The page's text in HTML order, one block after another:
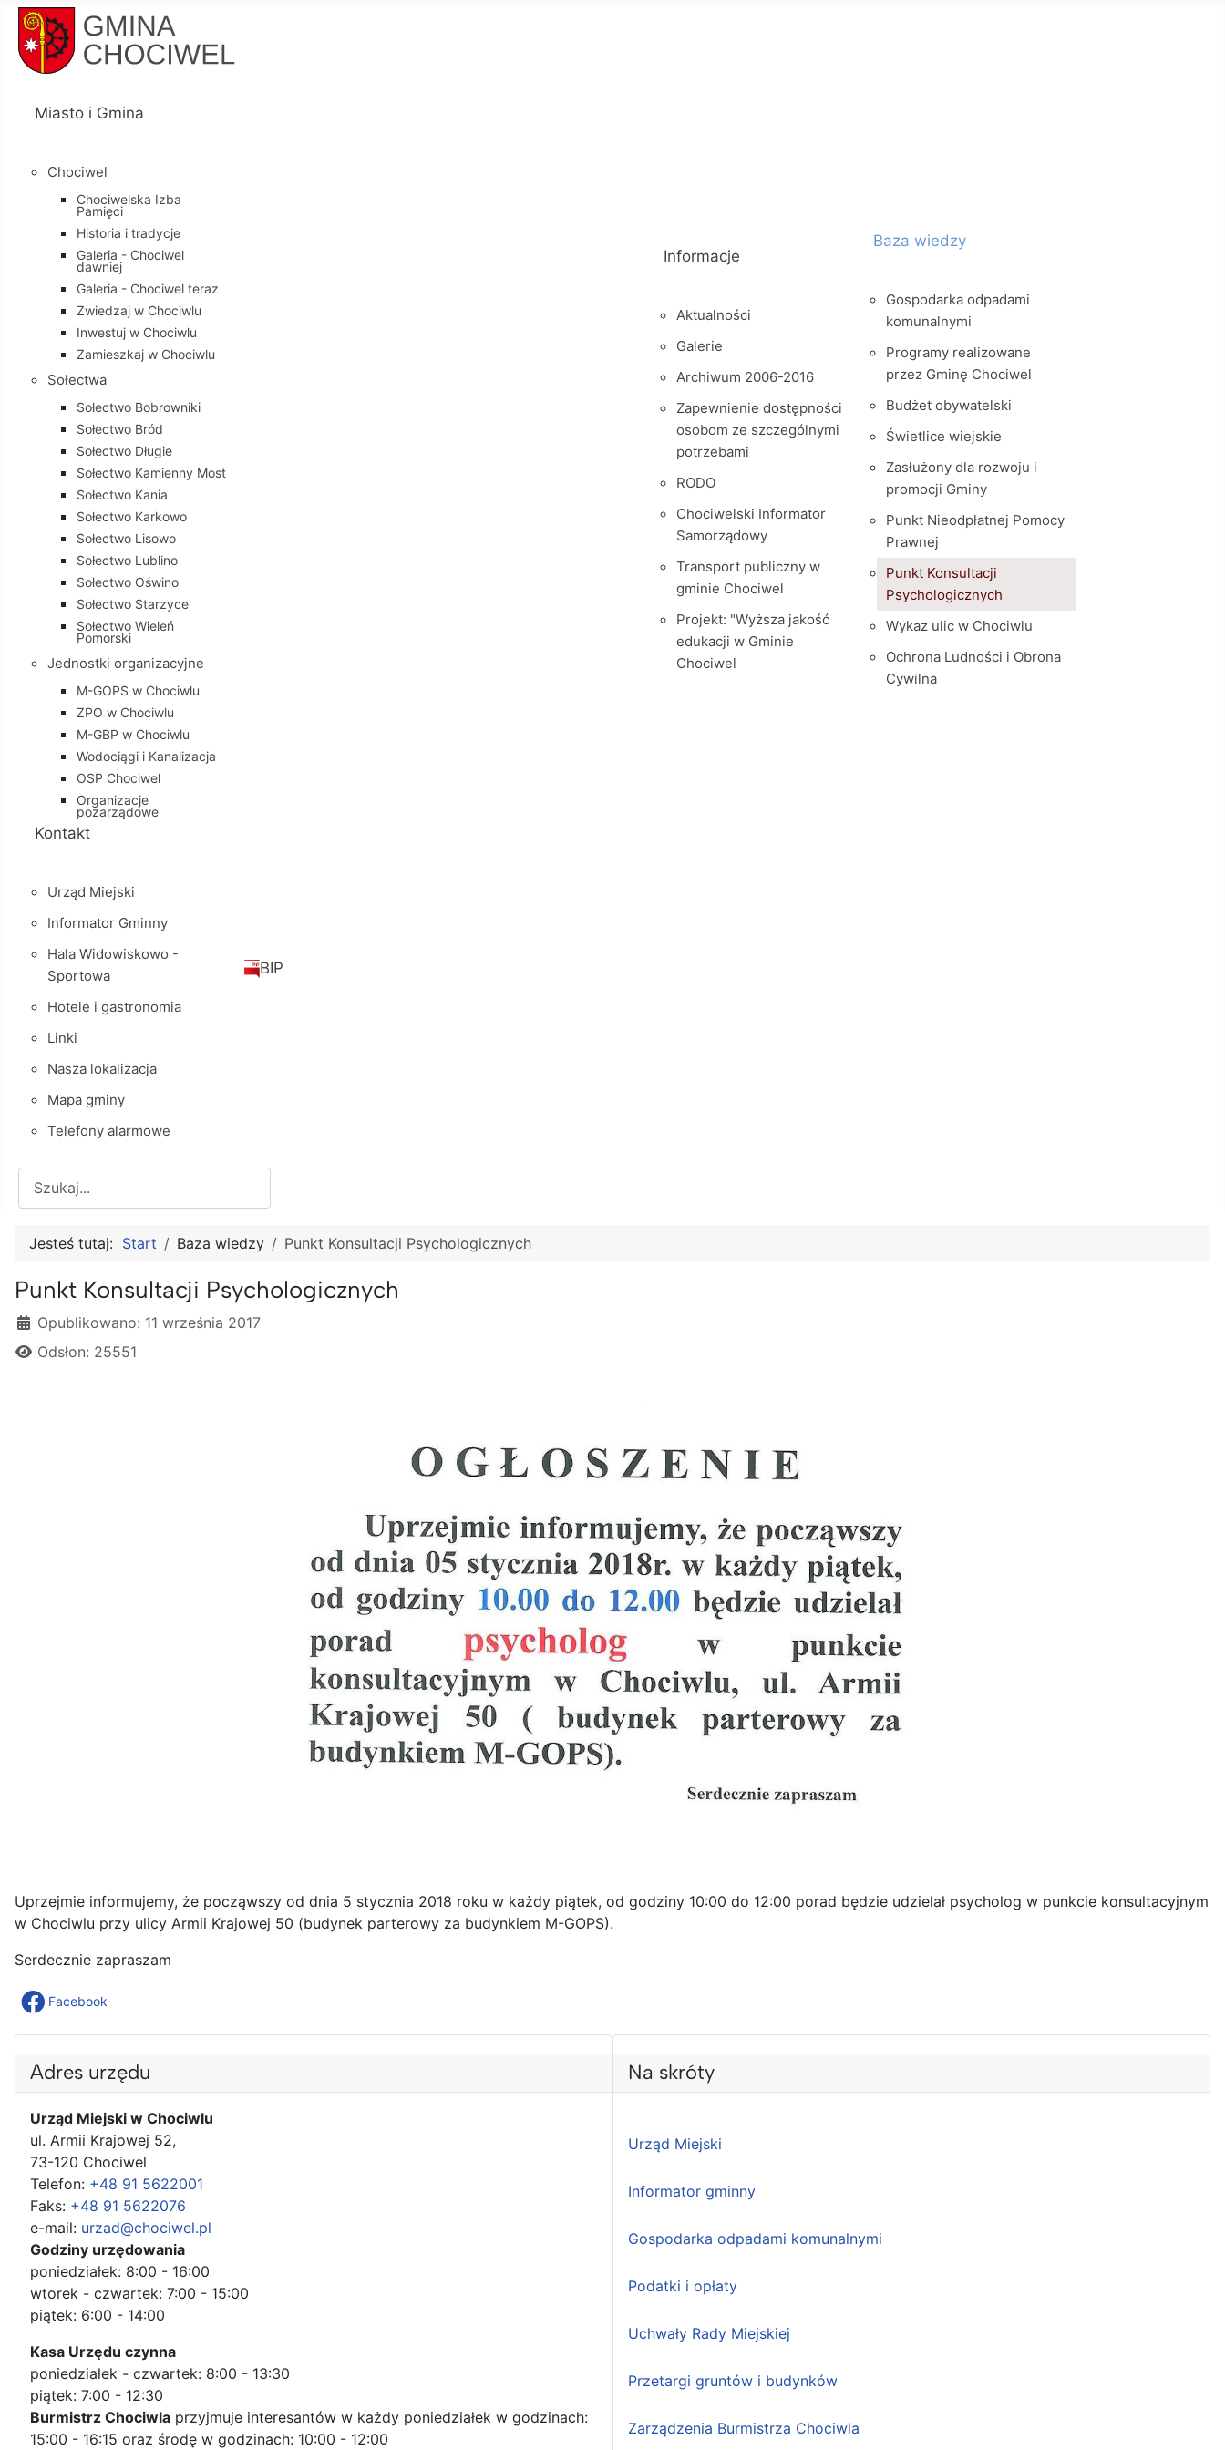
Miasto i Gmina
Chociwel
Chociwelska Izba
Pamięci
Historia i tradycje
Galeria - Chociwel
dawniej
Galeria - Chociwel teraz
Zwiedzaj w Chociwlu
Inwestuj w Chociwlu
Zamieszkaj w Chociwlu
Sołectwa
Sołectwo Bobrowniki
Sołectwo Bród
Sołectwo Długie
Sołectwo Kamienny Most
Sołectwo Kania
Sołectwo Karkowo
Sołectwo Lisowo
Sołectwo Lublino
Sołectwo Oświno
Sołectwo Starzyce
Sołectwo Wieleń
Pomorski
Jednostki organizacyjne
M-GOPS w Chociwlu
ZPO w Chociwlu
M-GBP w Chociwlu
Wodociągi i Kanalizacja
OSP Chociwel
Organizacje
pozarządowe
Informacje
Aktualności
Galerie
Archiwum 2006-2016
Zapewnienie dostępności
osobom ze szczególnymi
potrzebami
RODO
Chociwelski Informator
Samorządowy
Transport publiczny w
gminie Chociwel
Projekt: "Wyższa jakość
edukacji w Gminie
Chociwel
Baza wiedzy
Gospodarka odpadami
komunalnymi
Programy realizowane
przez Gminę Chociwel
Budżet obywatelski
Świetlice wiejskie
Zasłużony dla rozwoju i
promocji Gminy
Punkt Nieodpłatnej Pomocy
Prawnej
Punkt Konsultacji
Psychologicznych
Wykaz ulic w Chociwlu
Ochrona Ludności i Obrona
Cywilna
Kontakt
Urząd Miejski
Informator Gminny
Hala Widowiskowo -
Sportowa
Hotele i gastronomia
Linki
Nasza lokalizacja
Mapa gminy
Telefony alarmowe
BIP
Jesteś tutaj: Start Baza wiedzy Punkt Konsultacji Psychologicznych
Punkt Konsultacji Psychologicznych
Szczegóły
Opublikowano: 11 września 2017
Odsłon: 25551
Uprzejmie informujemy, że począwszy od dnia 5 stycznia 2018 roku w każdy piątek, od godziny 10:00 do 12:00 porad będzie udzielał psycholog w punkcie konsultacyjnym
w Chociwlu przy ulicy Armii Krajowej 50 (budynek parterowy za budynkiem M-GOPS).
Serdecznie zapraszam
Facebook
Adres urzędu
Urząd Miejski w Chociwlu
ul. Armii Krajowej 52,
73-120 Chociwel
Telefon: +48 91 5622001
Faks: +48 91 5622076
e-mail: urzad@chociwel.pl
Godziny urzędowania
poniedziałek: 8:00 - 16:00
wtorek - czwartek: 7:00 - 15:00
piątek: 6:00 - 14:00
Kasa Urzędu czynna
poniedziałek - czwartek: 8:00 - 13:30
piątek: 7:00 - 12:30
Burmistrz Chociwla przyjmuje interesantów w każdy poniedziałek w godzinach:
15:00 - 16:15 oraz środę w godzinach: 10:00 - 12:00
Na skróty
Urząd Miejski
Informator gminny
Gospodarka odpadami komunalnymi
Podatki i opłaty
Uchwały Rady Miejskiej
Przetargi gruntów i budynków
Zarządzenia Burmistrza Chociwla